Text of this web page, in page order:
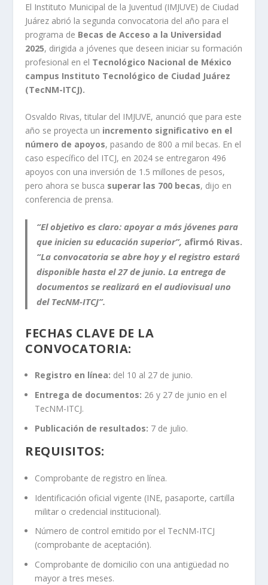
El Instituto Municipal de la Juventud (IMJUVE) de Ciudad
Juárez abrió la segunda convocatoria del año para el
programa de Becas de Acceso a la Universidad
2025, dirigida a jóvenes que deseen iniciar su formación
profesional en el Tecnológico Nacional de México
campus Instituto Tecnológico de Ciudad Juárez
(TecNM-ITCJ).
Osvaldo Rivas, titular del IMJUVE, anunció que para este
año se proyecta un incremento significativo en el
número de apoyos, pasando de 800 a mil becas. En el
caso específico del ITCJ, en 2024 se entregaron 496
apoyos con una inversión de 1.5 millones de pesos,
pero ahora se busca superar las 700 becas, dijo en
conferencia de prensa.
“El objetivo es claro: apoyar a más jóvenes para
que inicien su educación superior”, afirmó Rivas.
“La convocatoria se abre hoy y el registro estará
disponible hasta el 27 de junio. La entrega de
documentos se realizará en el audiovisual uno
del TecNM-ITCJ”.
FECHAS CLAVE DE LA
CONVOCATORIA:
Registro en línea: del 10 al 27 de junio.
Entrega de documentos: 26 y 27 de junio en el
TecNM-ITCJ.
Publicación de resultados: 7 de julio.
REQUISITOS:
Comprobante de registro en línea.
Identificación oficial vigente (INE, pasaporte, cartilla
militar o credencial institucional).
Número de control emitido por el TecNM-ITCJ
(comprobante de aceptación).
Comprobante de domicilio con una antigüedad no
mayor a tres meses.